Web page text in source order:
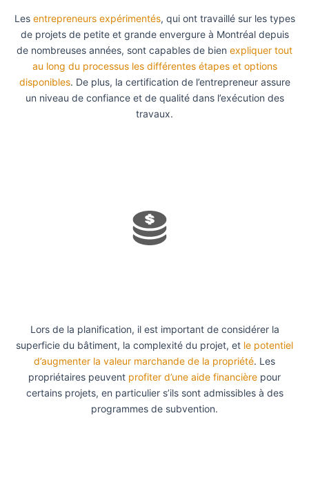
Les entrepreneurs expérimentés, qui ont travaillé sur les types
de projets de petite et grande envergure à Montréal depuis
de nombreuses années, sont capables de bien expliquer tout
au long du processus les différentes étapes et options
disponibles. De plus, la certification de l’entrepreneur assure
un niveau de confiance et de qualité dans l’exécution des
travaux.
Lors de la planification, il est important de considérer la
superficie du bâtiment, la complexité du projet, et le potentiel
d’augmenter la valeur marchande de la propriété. Les
propriétaires peuvent profiter d’une aide financière pour
certains projets, en particulier s’ils sont admissibles à des
programmes de subvention.